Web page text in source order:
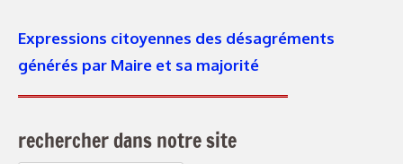
Expressions citoyennes des désagréments
générés par Maire et sa majorité
rechercher dans notre site